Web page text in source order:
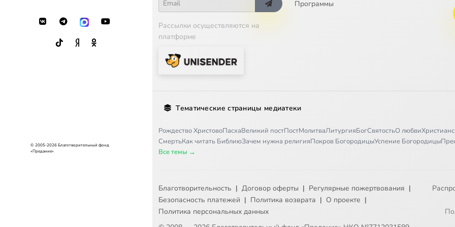
© 2005-2026 Благотворительный фонд
«Предание»
17 Святыни в современном мире
Рассылки осуществляются на
платформе
Программы
Тематические страницы медиатеки
Рождество ХристовоПасхаВеликий постПостМолитваЛитургияБогСвятостьО любви
СмертьКак читать БиблиюЗачем нужна религияПокров БогородицыУспение Богородицы
Все темы →
Благотворительность | Договор оферты | Регулярные пожертвования |
Безопасность платежей | Политика возврата | О проекте |
Политика персональных данных